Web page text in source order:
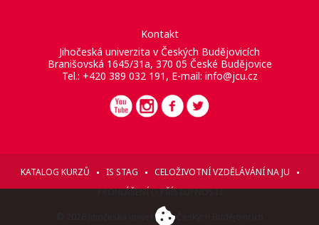
Kontakt
Jihočeská univerzita v Českých Budějovicích
Branišovská 1645/31a, 370 05 České Budějovice
Tel.: +420 389 032 191, E-mail: info@jcu.cz
KATALOG KURZŮ IS STAG
CELOŽIVOTNÍ VZDĚLÁVÁNÍ NA JU
PROHLÁŠENÍ O PŘÍSTUPNOSTI
© 2026 Jihočeská univerzita v Českých Budějovicích